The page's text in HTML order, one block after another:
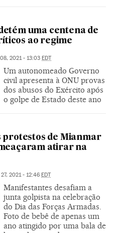
uma centena de
ao regime
2021 - 13:03 EDT
Um autonomeado Governo
civil apresenta à ONU provas
dos abusos do Exército após
o golpe de Estado deste ano
protestos de Mianmar
atirar na
27, 2021 - 12:46 EDT
Manifestantes desafiam a
junta golpista na celebração
do Dia das Forças Armadas.
Foto de bebê de apenas um
ano atingido por uma bala de